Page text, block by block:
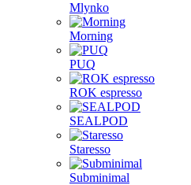
Mlynko
Morning
PUQ
ROK espresso
SEALPOD
Staresso
Subminimal